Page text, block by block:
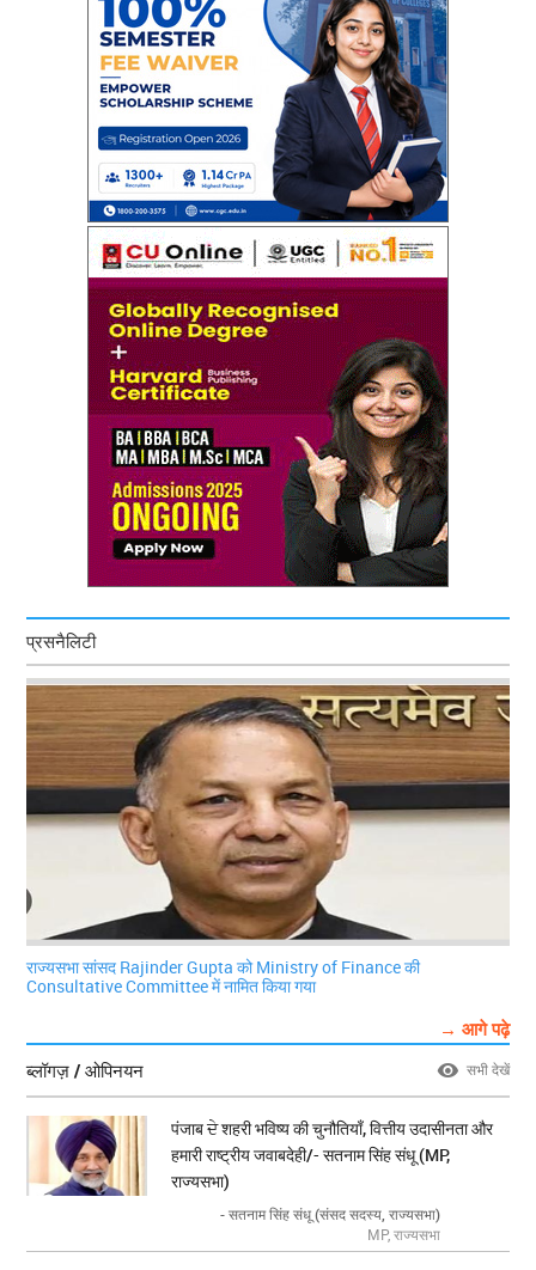
प्रसनैलिटी
राज्यसभा सांसद Rajinder Gupta को Ministry of Finance की
Consultative Committee में नामित किया गया
→ आगे पढ़े
ब्लॉगज़ / ओपिनयन
सभी देखें
पंजाब ਦੇ शहरी भविष्य की चुनौतियाँ, वित्तीय उदासीनता और
हमारी राष्ट्रीय जवाबदेही/- सतनाम सिंह संधू (MP,
राज्यसभा)
- सतनाम सिंह संधू (संसद सदस्य, राज्यसभा)
MP, राज्यसभा